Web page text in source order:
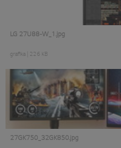
LG 27U88-W_1.jpg
grafika 226 KB
27GK750_32GK850.jpg